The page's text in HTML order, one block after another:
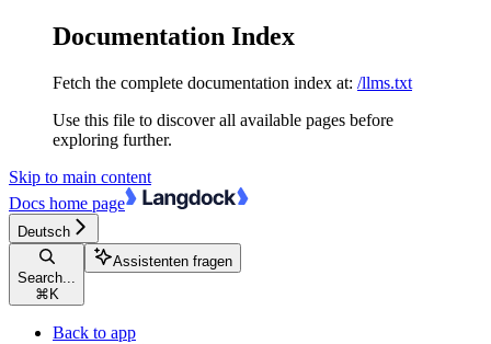
Documentation Index
Fetch the complete documentation index at: /llms.txt
Use this file to discover all available pages before
exploring further.
Skip to main content
Docs home page
Deutsch
Search...
⌘ K
Assistenten fragen
Back to app